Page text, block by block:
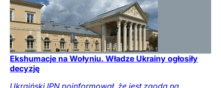
Ekshumacje na Wołyniu. Władze Ukrainy ogłosiły
decyzję
Ukraiński IPN poinformował, że jest zgoda na